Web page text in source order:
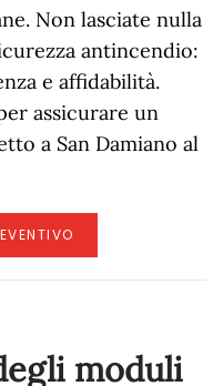
Non lasciate nulla
antincendio:
e affidabilità.
assicurare un
a San Damiano al
moduli